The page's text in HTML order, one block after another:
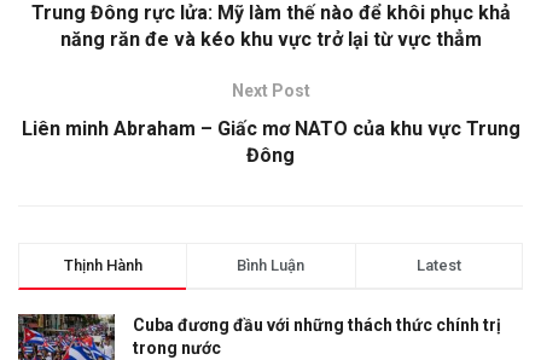
Trung Đông rực lửa: Mỹ làm thế nào để khôi phục khả
năng răn đe và kéo khu vực trở lại từ vực thẳm
Next Post
Liên minh Abraham – Giấc mơ NATO của khu vực Trung
Đông
Thịnh Hành Bình Luận Latest
Cuba đương đầu với những thách thức chính trị
trong nước